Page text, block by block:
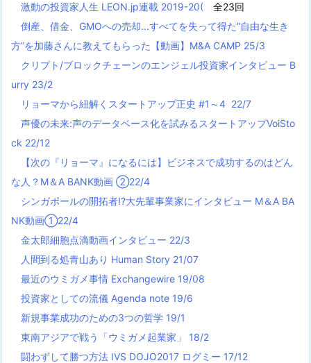
激動の投資家人生 LEON.jp連載 2019-20(
全23回
倒産、借金、GMOへの売却...すべてを失って得た”自由な生き
方”を加藤さんに教えてもらった【動画】M&A CAMP 25/3
クリプト/ブロックチェーンのエンジェル投資家インタビュー B
urry 23/2
リョーマから紐解くスタートアップ正史 #1～4 22/7
声優の未来:声のデータベース化を試みるスタートアップVoiSto
ck 22/12
【次の『リョーマ』になるには】ビジネスで成功するのはどん
な人？M＆A BANK動画 ②22/4
シンガポールの開拓者!?大先輩事業家にインタビュー M＆A BA
NK動画①22/4
金太郎細胞点滴動画インタビュー 22/3
人間到る処青山あり Human Story 21/07
最近のウミガメ事情 Exchangewire 19/08
投資家としての流儀 Agenda note 19/6
新規事業成功のための3つの哲学 19/1
東南アジアで戦う「ウミガメ起業家」 18/2
闘わずして勝つ方法 IVS DOJO2017 ログミー 17/12